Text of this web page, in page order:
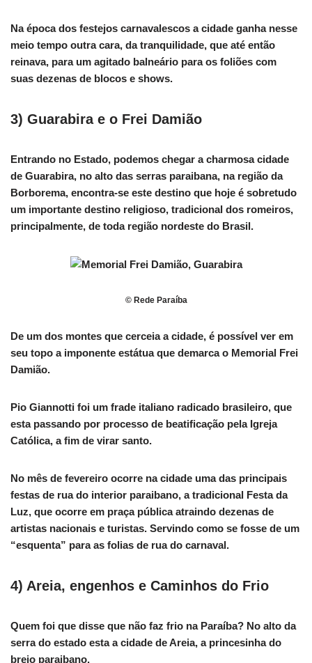
Na época dos festejos carnavalescos a cidade ganha nesse
meio tempo outra cara, da tranquilidade, que até então
reinava, para um agitado balneário para os foliões com
suas dezenas de blocos e shows.
3) Guarabira e o Frei Damião
Entrando no Estado, podemos chegar a charmosa cidade
de Guarabira, no alto das serras paraibana, na região da
Borborema, encontra-se este destino que hoje é sobretudo
um importante destino religioso, tradicional dos romeiros,
principalmente, de toda região nordeste do Brasil.
© Rede Paraíba
De um dos montes que cerceia a cidade, é possível ver em
seu topo a imponente estátua que demarca o Memorial Frei
Damião.
Pio Giannotti foi um frade italiano radicado brasileiro, que
esta passando por processo de beatificação pela Igreja
Católica, a fim de virar santo.
No mês de fevereiro ocorre na cidade uma das principais
festas de rua do interior paraibano, a tradicional Festa da
Luz, que ocorre em praça pública atraindo dezenas de
artistas nacionais e turistas. Servindo como se fosse de um
“esquenta” para as folias de rua do carnaval.
4) Areia, engenhos e Caminhos do Frio
Quem foi que disse que não faz frio na Paraíba? No alto da
serra do estado esta a cidade de Areia, a princesinha do
brejo paraibano.